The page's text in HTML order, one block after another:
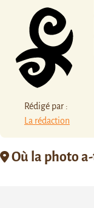
Rédigé par :
La rédaction
Où la photo